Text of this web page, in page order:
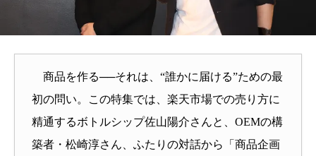
商品を作る──それは、“誰かに届ける”ための最
初の問い。この特集では、楽天市場での売り方に
精通するボトルシップ佐山陽介さんと、OEMの構
築者・松崎淳さん、ふたりの対話から「商品企画